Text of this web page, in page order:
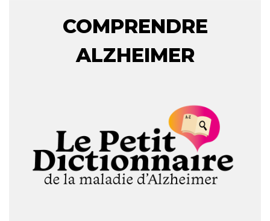
COMPRENDRE
ALZHEIMER